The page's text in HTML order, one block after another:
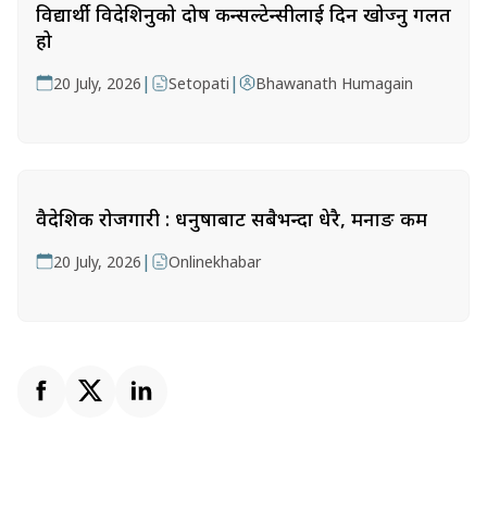
विद्यार्थी विदेशिनुको दोष कन्सल्टेन्सीलाई दिन खोज्नु गलत
हो
20 July, 2026 | Setopati | Bhawanath Humagain
वैदेशिक रोजगारी : धनुषाबाट सबैभन्दा धेरै, मनाङ कम
20 July, 2026 | Onlinekhabar